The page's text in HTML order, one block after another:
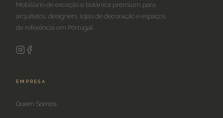
Mobiliário de exceção e botânica premium para
arquitetos, designers, lojas de decoração e espaços
de referência em Portugal.
EMPRESA
Quem Somos